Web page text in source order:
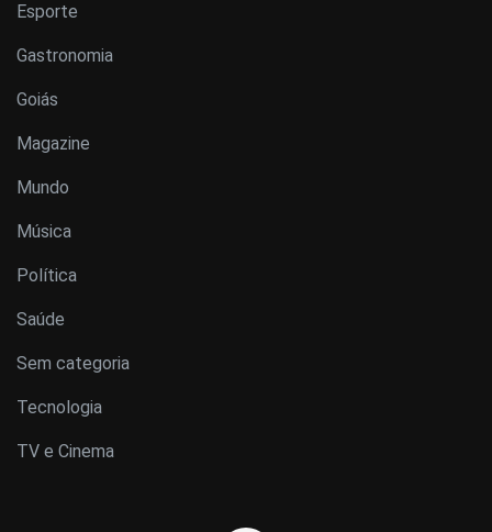
Esporte
Gastronomia
Goiás
Magazine
Mundo
Música
Política
Saúde
Sem categoria
Tecnologia
TV e Cinema